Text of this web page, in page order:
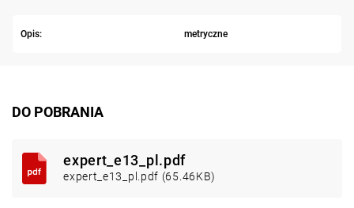
Opis: metryczne
DO POBRANIA
expert_e13_pl.pdf
expert_e13_pl.pdf (65.46KB)